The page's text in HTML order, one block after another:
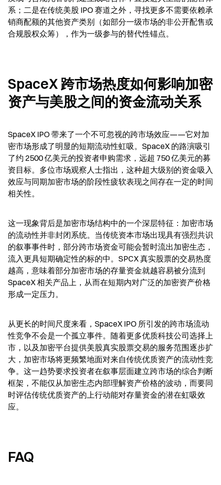
系；二是在传统美股 IPO 赛道之外，寻找更多不需要依赖承
销商配额的其他资产类别（如部分一级市场的非公开配售或
合规股权众筹），作为一级参与的替代性锚点。
SpaceX 跨市场热度如何影响加密
资产与美股之间的资金流动关系
SpaceX IPO 带来了一个不可忽视的跨市场效应——它对加
密市场形成了明显的短期流动性虹吸。SpaceX 的路演吸引
了约 2500 亿美元的投资者申购需求，远超 750 亿美元的募
资目标。多位市场观察人士指出，这种超大级别的资金吸入
效应与同期加密市场的阶段性疲软表现之间存在一定的时间
相关性。
这一现象背后是加密市场结构中的一个深层特征：加密市场
的流动性并非封闭系统。当传统资本市场出现具有强烈共识
的叙事事件时，部分跨市场资金可能会暂时流出加密生态，
流入更具短期确定性的标的中。SPCX 真实股票的交易热度
越高，意味着部分加密市场的存量资金就越容易被分流到
SpaceX 相关产品上，从而在短期内对广泛的加密资产价格
形成一定压力。
从更长的时间尺度来看，SpaceX IPO 所引发的跨市场流动
性竞争不会是一个孤立事件。随着更多优质科技公司选择上
市，以及加密平台提供美股真实股票交易的服务范围逐步扩
大，加密市场将更频繁地面对来自传统优质资产的流动性竞
争。这一趋势要求投资者在叙事层面建立跨市场的综合判断
框架，不能仅从加密生态内部理解资产价格的波动，而要同
时评估传统优质资产的上行动能对存量资金的潜在虹吸效
应。
FAQ